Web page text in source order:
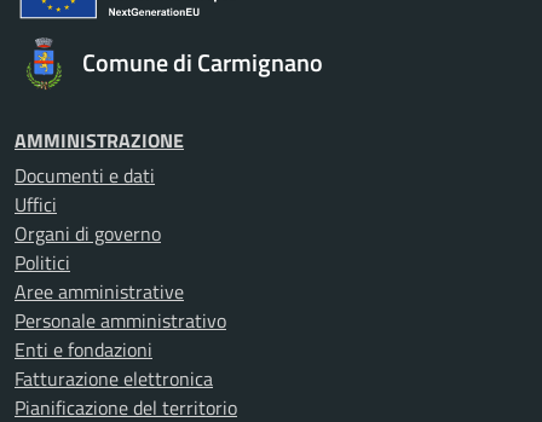
Comune di Carmignano
AMMINISTRAZIONE
Documenti e dati
Uffici
Organi di governo
Politici
Aree amministrative
Personale amministrativo
Enti e fondazioni
Fatturazione elettronica
Pianificazione del territorio